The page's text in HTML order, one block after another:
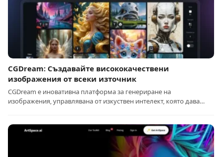
CGDream: Създавайте висококачествени
изображения от всеки източник
CGDream е иновативна платформа за генериране на
изображения, управлявана от изкуствен интелект, която дава…